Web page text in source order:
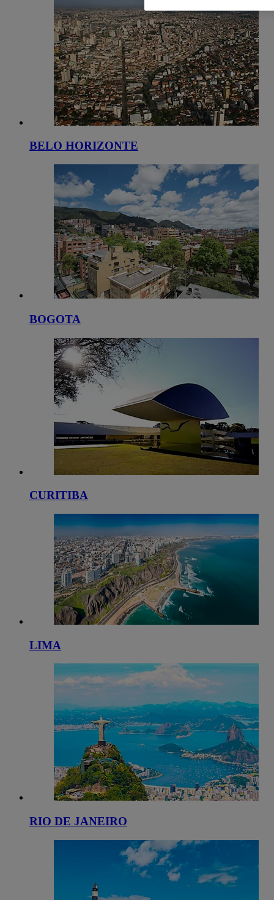
BELO HORIZONTE
BOGOTA
CURITIBA
LIMA
RIO DE JANEIRO